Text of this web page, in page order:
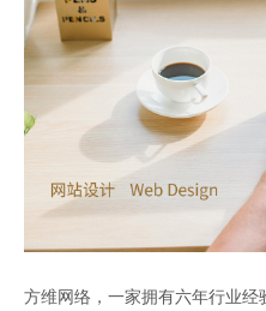
方维网络，一家拥有六年行业